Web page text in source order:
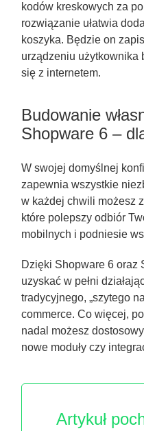
kodów kreskowych za
rozwiązanie ułatwia
koszyka. Będzie on
urządzeniu użytkownika
się z internetem.
Budowanie
Shopware 6 –
W swojej domyślnej
zapewnia wszystkie
w każdej chwili możesz
które polepszy odbiór
mobilnych i podniesie
Dzięki Shopware 6 oraz
uzyskać w pełni
tradycyjnego, „szytego
commerce. Co więcej,
nadal możesz
nowe moduły czy
Artykuł